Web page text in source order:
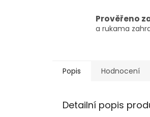
Prověřeno
a rukama
Popis Hodnocení
Detailní popis